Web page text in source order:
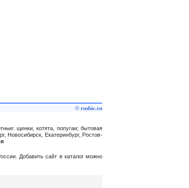
© rusbic.ru
щенки, котята, попугаи; бытовая
Новосибирск, Екатеринбург, Ростов-
Добавить сайт в каталог можно